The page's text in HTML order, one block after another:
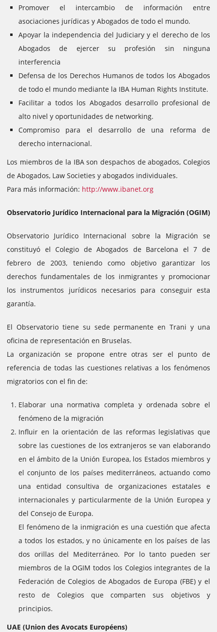
Promover el intercambio de información entre
asociaciones jurídicas y Abogados de todo el mundo.
Apoyar la independencia del Judiciary y el derecho de los
Abogados de ejercer su profesión sin ninguna
interferencia
Defensa de los Derechos Humanos de todos los Abogados
de todo el mundo mediante la IBA Human Rights Institute.
Facilitar a todos los Abogados desarrollo profesional de
alto nivel y oportunidades de networking.
Compromiso para el desarrollo de una reforma de
derecho internacional.
Los miembros de la IBA son despachos de abogados, Colegios
de Abogados, Law Societies y abogados individuales.
Para más información: http://www.ibanet.org
Observatorio Jurídico Internacional para la Migración (OGIM)
Observatorio Jurídico Internacional sobre la Migración se
constituyó el Colegio de Abogados de Barcelona el 7 de
febrero de 2003, teniendo como objetivo garantizar los
derechos fundamentales de los inmigrantes y promocionar
los instrumentos jurídicos necesarios para conseguir esta
garantía.
El Observatorio tiene su sede permanente en Trani y una
oficina de representación en Bruselas.
La organización se propone entre otras ser el punto de
referencia de todas las cuestiones relativas a los fenómenos
migratorios con el fin de:
Elaborar una normativa completa y ordenada sobre el
fenómeno de la migración
Influir en la orientación de las reformas legislativas que
sobre las cuestiones de los extranjeros se van elaborando
en el ámbito de la Unión Europea, los Estados miembros y
el conjunto de los países mediterráneos, actuando como
una entidad consultiva de organizaciones estatales e
internacionales y particularmente de la Unión Europea y
del Consejo de Europa.
El fenómeno de la inmigración es una cuestión que afecta
a todos los estados, y no únicamente en los países de las
dos orillas del Mediterráneo. Por lo tanto pueden ser
miembros de la OGIM todos los Colegios integrantes de la
Federación de Colegios de Abogados de Europa (FBE) y el
resto de Colegios que comparten sus objetivos y
principios.
UAE (Union des Avocats Européens)